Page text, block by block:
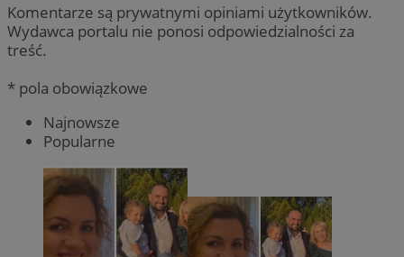
Komentarze są prywatnymi opiniami użytkowników.
Wydawca portalu nie ponosi odpowiedzialności za
treść.
* pola obowiązkowe
Najnowsze
Popularne